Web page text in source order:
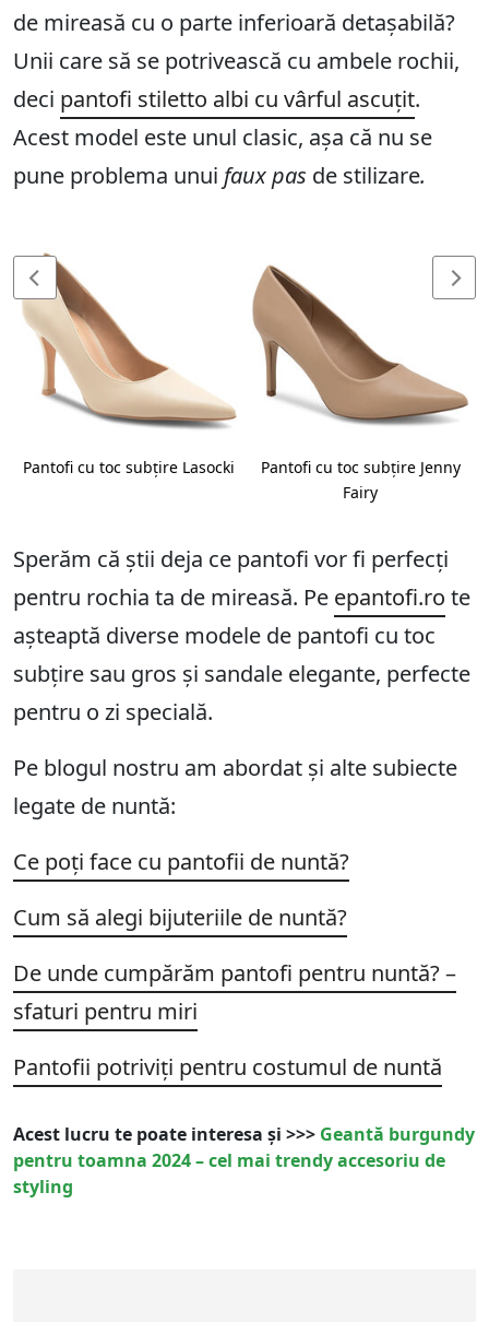
de mireasă cu o parte inferioară detașabilă?
Unii care să se potrivească cu ambele rochii,
deci pantofi stiletto albi cu vârful ascuțit.
Acest model este unul clasic, așa că nu se
pune problema unui faux pas de stilizare.
Pantofi cu toc subțire Lasocki
Pantofi cu toc subțire Jenny
Fairy
Sperăm că știi deja ce pantofi vor fi perfecți
pentru rochia ta de mireasă. Pe epantofi.ro te
așteaptă diverse modele de pantofi cu toc
subțire sau gros și sandale elegante, perfecte
pentru o zi specială.
Pe blogul nostru am abordat și alte subiecte
legate de nuntă:
Ce poți face cu pantofii de nuntă?
Cum să alegi bijuteriile de nuntă?
De unde cumpărăm pantofi pentru nuntă? –
sfaturi pentru miri
Pantofii potriviți pentru costumul de nuntă
Acest lucru te poate interesa și >>> Geantă burgundy
pentru toamna 2024 – cel mai trendy accesoriu de
styling